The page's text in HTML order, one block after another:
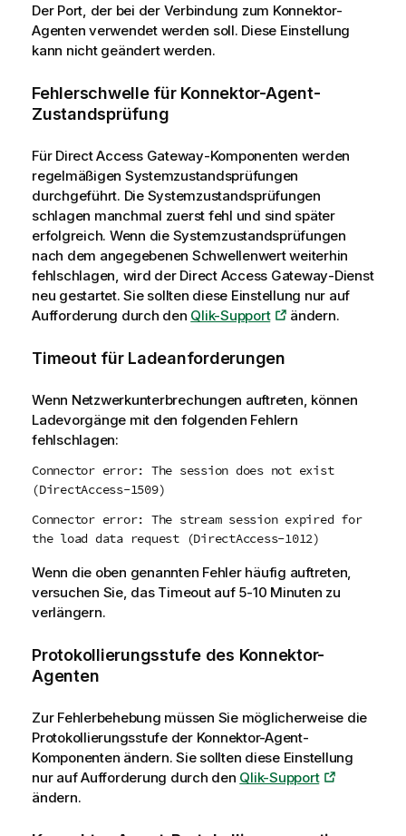
Der Port, der bei der Verbindung zum Konnektor-
Agenten verwendet werden soll. Diese Einstellung
kann nicht geändert werden.
Fehlerschwelle für Konnektor-Agent-
Zustandsprüfung
Für Direct Access Gateway-Komponenten werden
regelmäßigen Systemzustandsprüfungen
durchgeführt. Die Systemzustandsprüfungen
schlagen manchmal zuerst fehl und sind später
erfolgreich. Wenn die Systemzustandsprüfungen
nach dem angegebenen Schwellenwert weiterhin
fehlschlagen, wird der Direct Access Gateway-Dienst
neu gestartet. Sie sollten diese Einstellung nur auf
Aufforderung durch den Qlik-Support ändern.
Timeout für Ladeanforderungen
Wenn Netzwerkunterbrechungen auftreten, können
Ladevorgänge mit den folgenden Fehlern
fehlschlagen:
Connector error: The session does not exist
(DirectAccess-1509)
Connector error: The stream session expired for
the load data request (DirectAccess-1012)
Wenn die oben genannten Fehler häufig auftreten,
versuchen Sie, das Timeout auf 5-10 Minuten zu
verlängern.
Protokollierungsstufe des Konnektor-
Agenten
Zur Fehlerbehebung müssen Sie möglicherweise die
Protokollierungsstufe der Konnektor-Agent-
Komponenten ändern. Sie sollten diese Einstellung
nur auf Aufforderung durch den Qlik-Support
ändern.